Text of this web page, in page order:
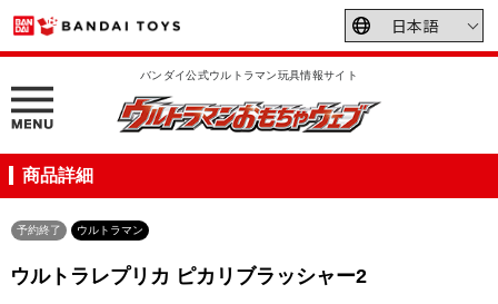
バンダイ公式ウルトラマン玩具情報サイト
商品詳細
予約終了 ウルトラマン
ウルトラレプリカ ピカリブラッシャー2